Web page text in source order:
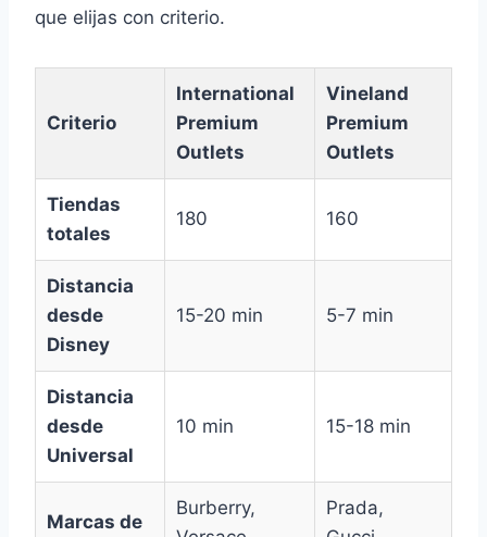
que elijas con criterio.
Criterio
International
Premium
Outlets
Vineland
Premium
Outlets
Tiendas
totales
180 160
Distancia
desde
Disney
15-20 min 5-7 min
Distancia
desde
Universal
10 min 15-18 min
Marcas de
Burberry,
Prada,